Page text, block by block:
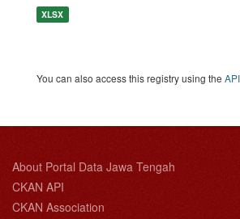
XLSX
You can also access this registry using the API
About Portal Data Jawa Tengah
CKAN API
CKAN Association